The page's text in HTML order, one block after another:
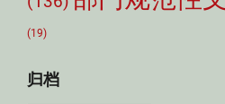
(19)
归档